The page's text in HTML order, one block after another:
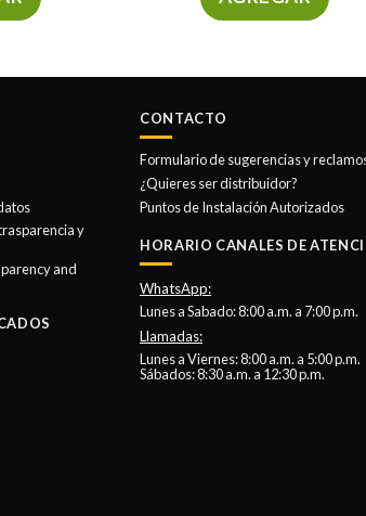
tiene
Las
opciones
se
la
de
producto
y
and
CONTACTO
Formulario de sugerencias y
¿Quieres ser distribuidor?
Puntos de Instalación Autorizados
HORARIO CANALES DE
WhatsApp:
Lunes a Sabado: 8:00 a.m. a 7:00 p.m.
Llamadas:
Lunes a Viernes: 8:00 a.m. a 5:00 p.m.
Sábados: 8:30 a.m. a 12:30 p.m.